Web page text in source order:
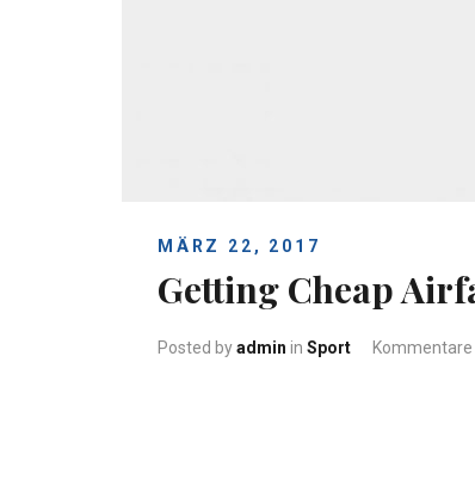
MÄRZ 22, 2017
Getting Cheap
Posted byadmin in Sport